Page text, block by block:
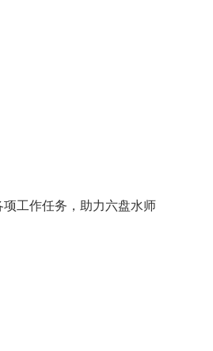
工作任务，助力六盘水师